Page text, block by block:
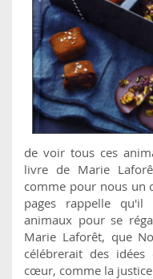
de voir tous ces
livre de Marie
comme pour nous un
pages rappelle
animaux pour se
Marie Laforêt, que
célébrerait des
cœur, comme la